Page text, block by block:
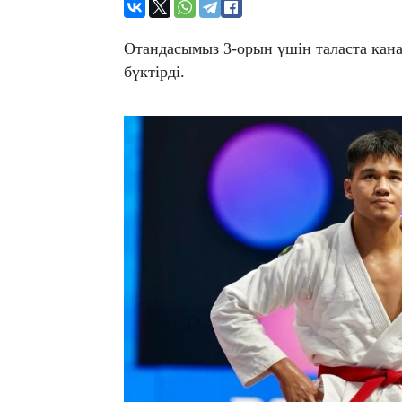
Отандасымыз 3-орын үшін таласта
бүктірді.